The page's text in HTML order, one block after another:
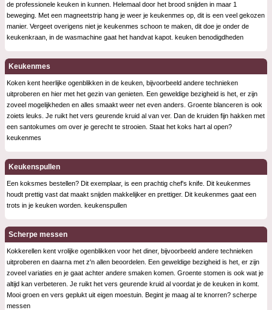
de professionele keuken in kunnen. Helemaal door het brood snijden in maar 1
beweging. Met een magneetstrip hang je weer je keukenmes op, dit is een veel gekozen
manier. Vergeet overigens niet je keukenmes schoon te maken, dit doe je onder de
keukenkraan, in de wasmachine gaat het handvat kapot. keuken benodigdheden
Keukenmes
Koken kent heerlijke ogenblikken in de keuken, bijvoorbeeld andere technieken
uitproberen en hier met het gezin van genieten. Een geweldige bezigheid is het, er zijn
zoveel mogelijkheden en alles smaakt weer net even anders. Groente blanceren is ook
zoiets leuks. Je ruikt het vers geurende kruid al van ver. Dan de kruiden fijn hakken met
een santokumes om over je gerecht te strooien. Staat het koks hart al open?
keukenmes
Keukenspullen
Een koksmes bestellen? Dit exemplaar, is een prachtig chef's knife. Dit keukenmes
houdt prettig vast dat maakt snijden makkelijker en prettiger. Dit keukenmes gaat een
trots in je keuken worden. keukenspullen
Scherpe messen
Kokkerellen kent vrolijke ogenblikken voor het diner, bijvoorbeeld andere technieken
uitproberen en daarna met z'n allen beoordelen. Een geweldige bezigheid is het, er zijn
zoveel variaties en je gaat achter andere smaken komen. Groente stomen is ook wat je
altijd kan verbeteren. Je ruikt het vers geurende kruid al voordat je de keuken in komt.
Mooi groen en vers geplukt uit eigen moestuin. Begint je maag al te knorren? scherpe
messen